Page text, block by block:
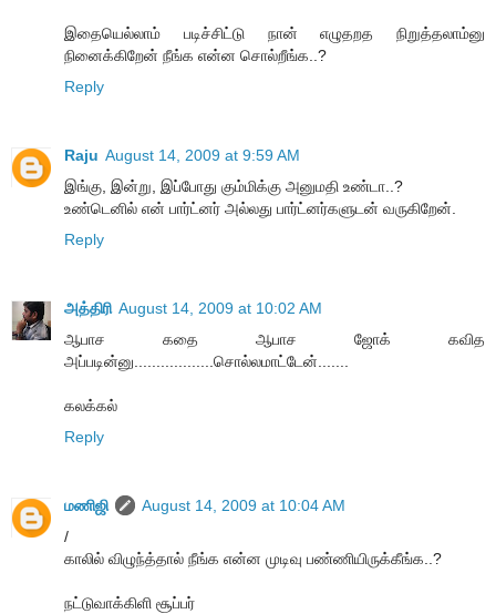
இதையெல்லாம் படிச்சிட்டு நான் எழுதறத நிறுத்தலாம்னு
நினைக்கிறேன் நீங்க என்ன சொல்றீங்க..?
Reply
Raju August 14, 2009 at 9:59 AM
இங்கு, இன்று, இப்போது கும்மிக்கு அனுமதி உண்டா..?
உண்டெனில் என் பார்ட்னர் அல்லது பார்ட்னர்களுடன் வருகிறேன்.
Reply
அத்திரி August 14, 2009 at 10:02 AM
ஆபாச கதை ஆபாச ஜோக் கவித
அப்படின்னு..................சொல்லமாட்டேன்.......
கலக்கல்
Reply
மணிஜி
August 14, 2009 at 10:04 AM
/
காலில் விழுந்த்தால் நீங்க என்ன முடிவு பண்ணியிருக்கீங்க..?
நட்டுவாக்கிளி சூப்பர்